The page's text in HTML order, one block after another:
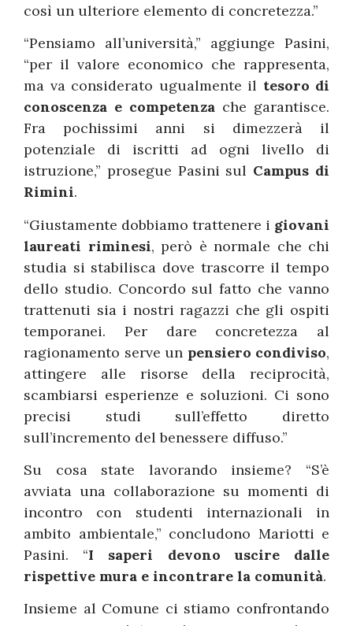
così un ulteriore elemento di concretezza.”
“Pensiamo all’università,” aggiunge Pasini,
“per il valore economico che rappresenta,
ma va considerato ugualmente il tesoro di
conoscenza e competenza che garantisce.
Fra pochissimi anni si dimezzerà il
potenziale di iscritti ad ogni livello di
istruzione,” prosegue Pasini sul Campus di
Rimini.
“Giustamente dobbiamo trattenere i giovani
laureati riminesi, però è normale che chi
studia si stabilisca dove trascorre il tempo
dello studio. Concordo sul fatto che vanno
trattenuti sia i nostri ragazzi che gli ospiti
temporanei. Per dare concretezza al
ragionamento serve un pensiero condiviso,
attingere alle risorse della reciprocità,
scambiarsi esperienze e soluzioni. Ci sono
precisi studi sull’effetto diretto
sull’incremento del benessere diffuso.”
Su cosa state lavorando insieme? “S’è
avviata una collaborazione su momenti di
incontro con studenti internazionali in
ambito ambientale,” concludono Mariotti e
Pasini. “I saperi devono uscire dalle
rispettive mura e incontrare la comunità.
Insieme al Comune ci stiamo confrontando